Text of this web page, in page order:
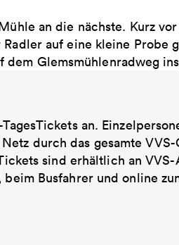
an die nächste. Kurz
auf eine kleine Probe
Glemsmühlenradweg
an.
durch das gesamte
sind erhältlich an
Busfahrer und online